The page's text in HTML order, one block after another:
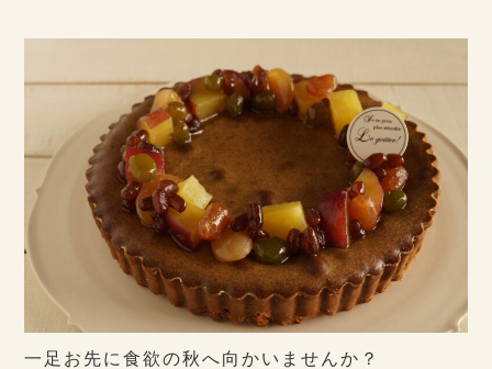
一足お先に食欲の秋へ向かいませんか？